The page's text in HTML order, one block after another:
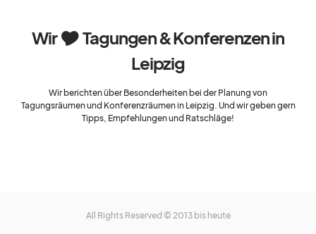
Wir 🎔 Tagungen & Konferenzen in
Leipzig
Wir berichten über Besonderheiten bei der Planung von
Tagungsräumen und Konferenzräumen in Leipzig. Und wir geben gern
Tipps, Empfehlungen und Ratschläge!
All Rights Reserved © 2013 bis heute